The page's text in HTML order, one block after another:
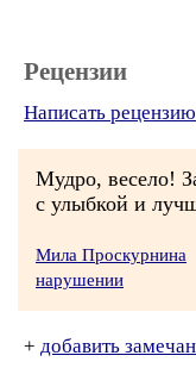
Рецензии
Написать рецензию
Мудро, весело!
с улыбкой и
Мила Проскурнина
нарушении
+ добавить